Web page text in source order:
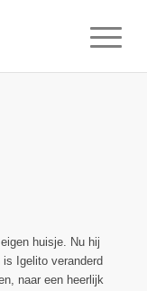
huisje. Nu hij
Igelito veranderd
naar een heerlijk